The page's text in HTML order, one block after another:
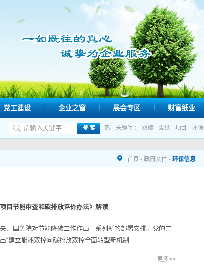
党工建设 企业之窗 展会专区 财富纸业
热门关键字： 双碳 废纸 项目 环保
首页 - 政府文件 - 环保信息
项目节能审查和碳排放评价办法》解读
、国务院对节能降碳工作作出一系列新的部署安排。党的二
“建立能耗双控向碳排放双控全面转型新机制...
更多>>